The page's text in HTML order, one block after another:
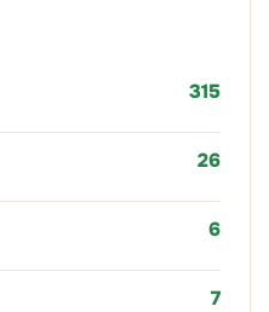
315
26
6
7